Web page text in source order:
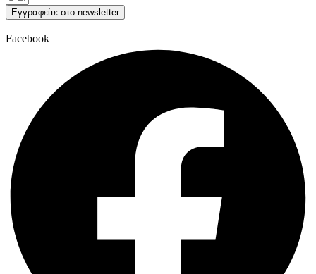
Εγγραφείτε στο newsletter
Facebook